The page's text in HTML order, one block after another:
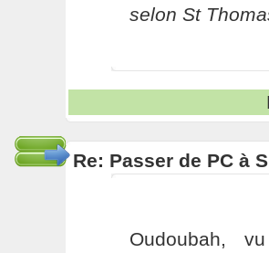
selon St
Re: Passer de PC à
Oudoubah,